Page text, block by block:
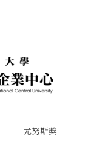
尤努斯獎